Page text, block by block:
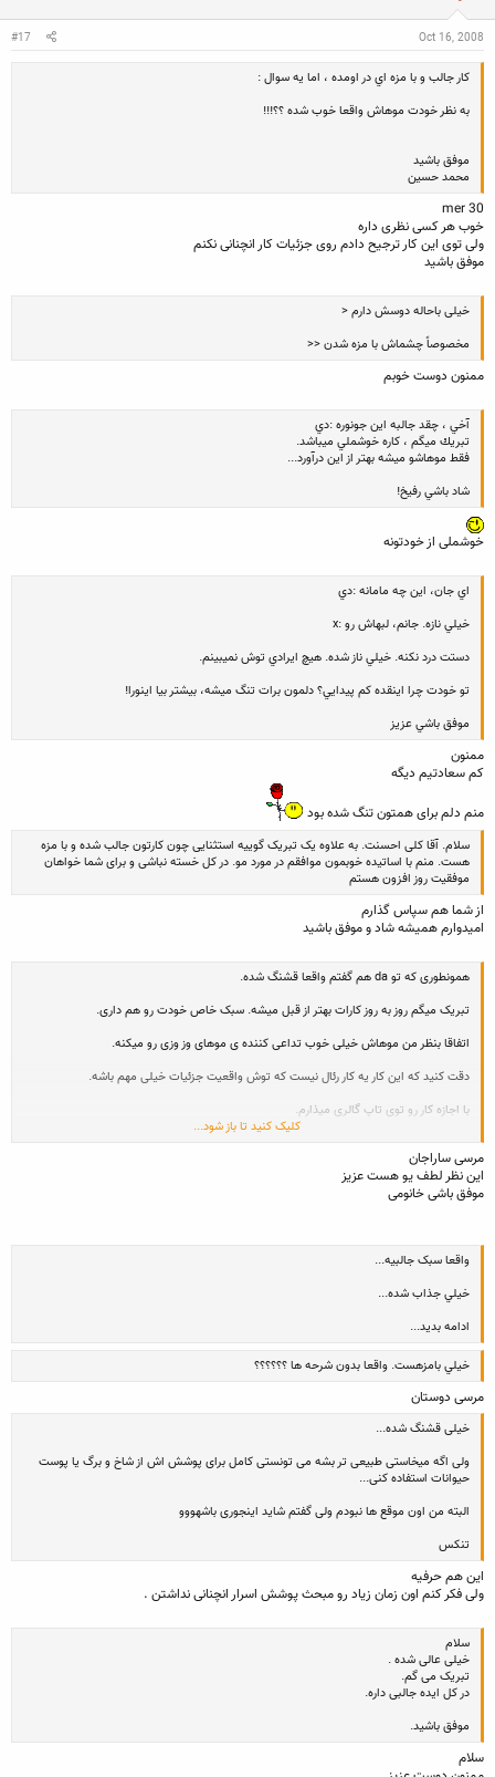
:
Oct 16, 2008
#17
كار جالب و با مزه اي در اومده ، اما يه سوال :
به نظر خودت موهاش واقعا خوب شده ؟؟!!!
موفق باشيد
محمد حسين
mer 30
خوب هر کسی نظری داره
ولی توی این کار ترجیح دادم روی جزئیات کار انچنانی نکنم
موفق باشید
خیلی باحاله دوسش دارم <
مخصوصاً چشماش با مزه شدن <<
ممنون دوست خوبم
آخي ، چقد جالبه اين جونوره :دي
تبريك ميگم ، كاره خوشملي ميباشد.
فقط موهاشو ميشه بهتر از اين درآورد...
شاد باشي رفيخ!
خوشملی از خودتونه
اي جان، اين چه مامانه :دي
خيلي نازه. جانم، لبهاش رو :x
دستت درد نكنه. خيلي ناز شده. هيچ ايرادي توش نميبينم.
تو خودت چرا اينقده كم پيدايي؟ دلمون برات تنگ ميشه، بيشتر بيا اينورا!
موفق باشي عزيز
ممنون
کم سعادتیم دیگه
منم دلم برای همتون تنگ شده بود
سلام. آقا کلی احسنت. به علاوه یک تبریک گوییه استثنایی چون کارتون جالب شده و با مزه
هست. منم با اساتیده خوبمون موافقم در مورد مو. در کل خسته نباشی و برای شما خواهان
موفقیت روز افزون هستم
از شما هم سپاس گذارم
امیدوارم همیشه شاد و موفق باشید
همونطوری که تو da هم گفتم واقعا قشنگ شده.
تبریک میگم روز به روز کارات بهتر از قبل میشه. سبک خاص خودت رو هم داری.
اتفاقا بنظر من موهاش خیلی خوب تداعی کننده ی موهای وز وزی رو میکنه.
دقت کنید که این کار یه کار رئال نیست که توش واقعیت جزئیات خیلی مهم باشه.
با اجازه کار رو توی تاپ گالری میذارم.
کلیک کنید تا باز شود...
مرسی ساراجان
این نظر لطف یو هست عزیز
موفق باشی خانومی
واقعا سبک جالبيه...
خيلي جذاب شده...
ادامه بديد...
خيلي بامزهست. واقعا بدون شرحه ها ؟؟؟؟؟؟
مرسی دوستان
خیلی قشنگ شده...
ولی اگه میخاستی طبیعی تر بشه می تونستی کامل برای پوشش اش از شاخ و برگ یا پوست
حیوانات استفاده کنی...
البته من اون موقع ها نبودم ولی گفتم شاید اینجوری باشهووو
تنکس
این هم حرفیه
ولی فکر کنم اون زمان زیاد رو مبحث پوشش اسرار انچنانی نداشتن .
سلام
خیلی عالی شده .
تبریک می گم.
در کل ایده جالبی داره.
موفق باشید.
سلام